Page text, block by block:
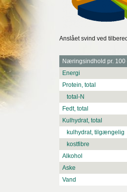
Anslået svind ved
Næringsindhold pr. 100
Energi
Protein, total
total-N
Fedt, total
Kulhydrat, total
kulhydrat, tilgængelig
kostfibre
Alkohol
Aske
Vand